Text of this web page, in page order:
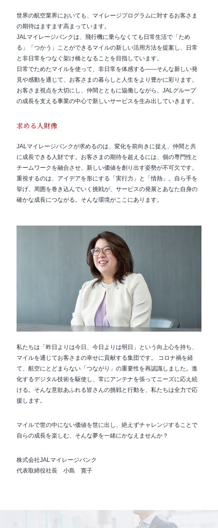
世界の航空業界においても、マイレージプログラムに対するお客さま
の期待はますます高まっています。
JALマイレージバンクは、飛行機に乗らなくても日常生活で「ため
る」「つかう」ことができるマイルの新しい活用方法を提案し、日常
と非日常をつなぐ架け橋となることを目指しています。
日常でためたマイルを使って、非日常を体感する——そんな新しい発
見や感動を通じて、お客さまの暮らしと人生をより豊かに彩ります。
お客さま視点を大切にし、仲間とともに協働しながら、JALグループ
の成長を支える事業の中心で新しいサービスを生み出していきます。
求める人財像
JALマイレージバンクが求めるのは、変化を前向きに捉え、仲間と共
に成長できる人財です。お客さまの期待を超えるには、個の専門性と
チームワークを融合させ、新しい価値を創り出す姿勢が不可欠です。
重視するのは、アイデアを形にする「実行力」と「情熱」。自ら手を
挙げ、周囲を巻き込んでいく挑戦が、サービスの発展とあなた自身の
確かな成長につながる。そんな環境がここにあります。
私たちは「昨日よりは今日、今日よりは明日」という向上心を持ち、
マイルを通じてお客さまの幸せに貢献する集団です。 コロナ禍を経
て、航空にとどまらない「つながり」の重要性を再認識しました。進
化するデジタル技術を駆使し、常にアンテナを張ってニーズに応え続
ける。そんな意欲あふれる皆さんの挑戦と行動を、私たちは全力で応
援します。
マイルで世の中にない価値を世に出し、絶えずチャレンジすることで
自らの成長を楽しむ、そんな夢を一緒にかなえませんか？
株式会社JALマイレージバンク
代表取締役社長 小島 寛子